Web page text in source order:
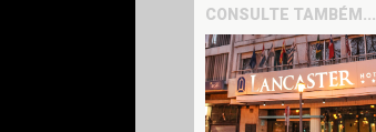
CONSULTE TAMBÉM...